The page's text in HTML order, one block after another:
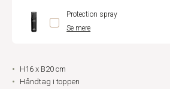
Protection spray
Se mere
H16 x B20 cm
Håndtag i toppen